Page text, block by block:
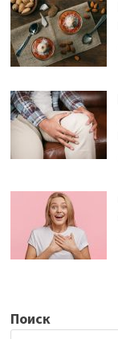
Поиск